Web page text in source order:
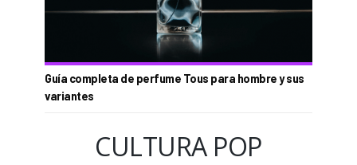
Guía completa de perfume Tous para hombre y sus
variantes
CULTURA POP